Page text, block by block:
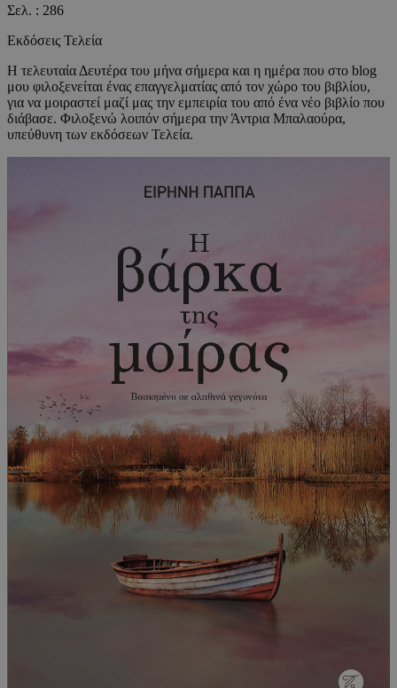
Σελ. : 286
Εκδόσεις Τελεία
Η τελευταία Δευτέρα του μήνα σήμερα και η ημέρα που στο blog
μου φιλοξενείται ένας επαγγελματίας από τον χώρο του βιβλίου,
για να μοιραστεί μαζί μας την εμπειρία του από ένα νέο βιβλίο που
διάβασε. Φιλοξενώ λοιπόν σήμερα την Άντρια Μπαλαούρα,
υπεύθυνη των εκδόσεων Τελεία.